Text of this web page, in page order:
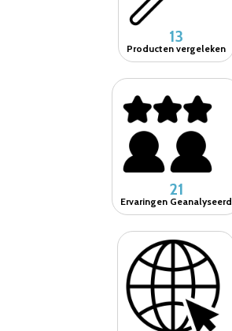
13
Producten vergeleken
21
Ervaringen Geanalyseerd